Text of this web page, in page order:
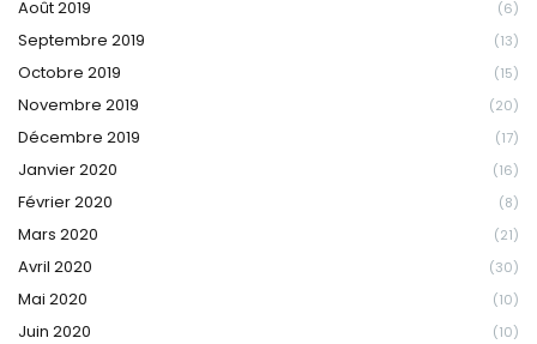
Août 2019 (6)
Septembre 2019 (13)
Octobre 2019 (15)
Novembre 2019 (20)
Décembre 2019 (17)
Janvier 2020 (16)
Février 2020 (8)
Mars 2020 (21)
Avril 2020 (30)
Mai 2020 (10)
Juin 2020 (10)